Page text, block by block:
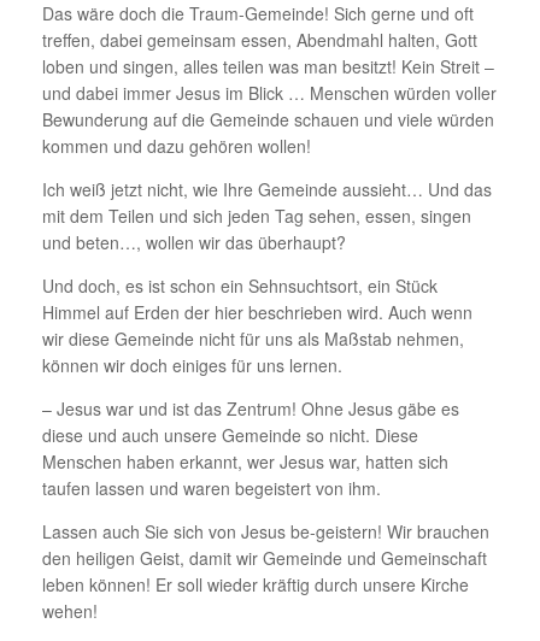
Das wäre doch die Traum-Gemeinde! Sich gerne und oft
treffen, dabei gemeinsam essen, Abendmahl halten, Gott
loben und singen, alles teilen was man besitzt! Kein Streit –
und dabei immer Jesus im Blick … Menschen würden voller
Bewunderung auf die Gemeinde schauen und viele würden
kommen und dazu gehören wollen!
Ich weiß jetzt nicht, wie Ihre Gemeinde aussieht… Und das
mit dem Teilen und sich jeden Tag sehen, essen, singen
und beten…, wollen wir das überhaupt?
Und doch, es ist schon ein Sehnsuchtsort, ein Stück
Himmel auf Erden der hier beschrieben wird. Auch wenn
wir diese Gemeinde nicht für uns als Maßstab nehmen,
können wir doch einiges für uns lernen.
– Jesus war und ist das Zentrum! Ohne Jesus gäbe es
diese und auch unsere Gemeinde so nicht. Diese
Menschen haben erkannt, wer Jesus war, hatten sich
taufen lassen und waren begeistert von ihm.
Lassen auch Sie sich von Jesus be-geistern! Wir brauchen
den heiligen Geist, damit wir Gemeinde und Gemeinschaft
leben können! Er soll wieder kräftig durch unsere Kirche
wehen!